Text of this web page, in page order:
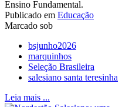
Ensino Fundamental.
Publicado em Educação
Marcado sob
bsjunho2026
marquinhos
Seleção Brasileira
salesiano santa teresinha
Leia mais ...